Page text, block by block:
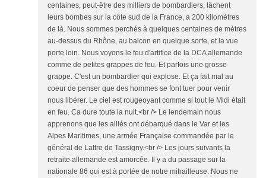
centaines, peut-être des milliers de bombardiers, lâchent
leurs bombes sur la côte sud de la France, a 200 kilomètres
de là. Nous sommes perchés à quelques centaines de mètres
au-dessus du Rhône, au balcon en quelque sorte, et la vue
porte loin. Nous voyons le feu d'artifice de la DCA allemande
comme de petites grappes de feu. Et parfois une grosse
grappe. C'est un bombardier qui explose. Et ça fait mal au
coeur de penser que des hommes se font tuer pour venir
nous libérer. Le ciel est rougeoyant comme si tout le Midi était
en feu. Ca dure toute la nuit.<br /> Le lendemain nous
apprenons que les alliés ont débarqué dans le Var et les
Alpes Maritimes, une armée Française commandée par le
général de Lattre de Tassigny.<br /> Les jours suivants la
retraite allemande est amorcée. Il y a du passage sur la
nationale 86 qui est à portée de notre mitrailleuse. Nous ne